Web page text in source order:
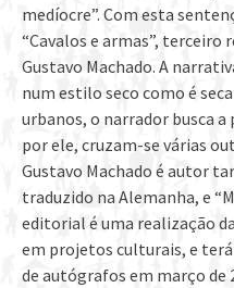
medíocre”. Com esta
“Cavalos e armas”,
Gustavo Machado. A
num estilo seco como é
urbanos, o narrador busca
por ele, cruzam-se várias
Gustavo Machado é autor
traduzido na Alemanha, e
editorial é uma realização
em projetos culturais, e
de autógrafos em março de